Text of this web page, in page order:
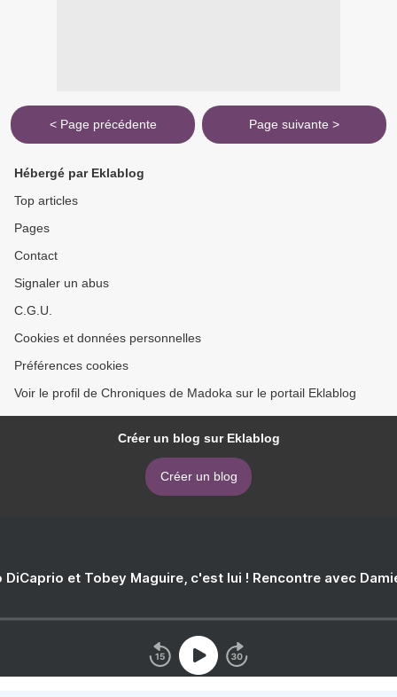
< Page précédente Page suivante >
Hébergé par Eklablog
Top articles
Pages
Contact
Signaler un abus
C.G.U.
Cookies et données personnelles
Préférences cookies
Voir le profil de Chroniques de Madoka sur le portail Eklablog
Créer un blog sur Eklablog
Créer un blog
DiCaprio et Tobey Maguire, c'est lui ! Rencontre avec